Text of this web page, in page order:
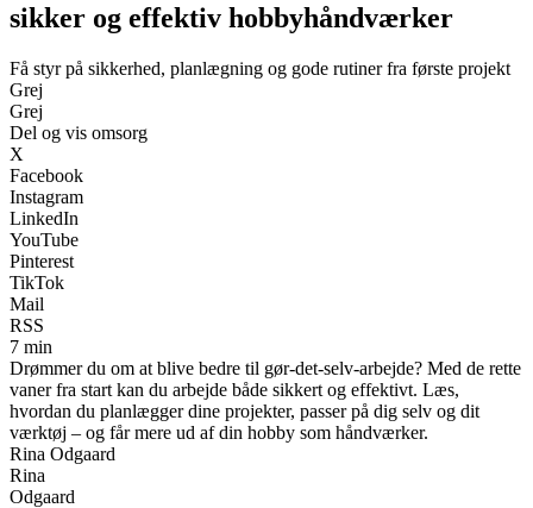
sikker og effektiv hobbyhåndværker
Få styr på sikkerhed, planlægning og gode rutiner fra første projekt
Grej
Grej
Del og vis omsorg
X
Facebook
Instagram
LinkedIn
YouTube
Pinterest
TikTok
Mail
RSS
7 min
Drømmer du om at blive bedre til gør-det-selv-arbejde? Med de rette
vaner fra start kan du arbejde både sikkert og effektivt. Læs,
hvordan du planlægger dine projekter, passer på dig selv og dit
værktøj – og får mere ud af din hobby som håndværker.
Rina Odgaard
Rina
Odgaard